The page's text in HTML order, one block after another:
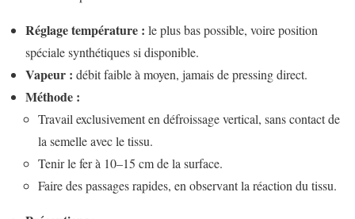
Réglage température : le plus bas possible, voire position
spéciale synthétiques si disponible.
Vapeur : débit faible à moyen, jamais de pressing direct.
Méthode :
Travail exclusivement en défroissage vertical, sans contact de
la semelle avec le tissu.
Tenir le fer à 10–15 cm de la surface.
Faire des passages rapides, en observant la réaction du tissu.